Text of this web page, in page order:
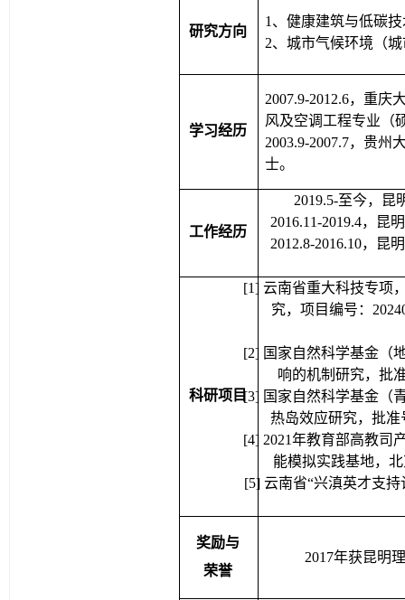
研究方向
1
健康建筑与低碳技
2 、城市气候环境（
学习经历
2007.9-2012.6 ，重庆
风及空调工程专业（
2003.9-2007.7，贵州
士。
工作经历
2019.5-至今，昆
2016.11-2019.4 ，昆
2012.8-2016.10
，昆
科研项目
[1] 云南省重大科技专项
究 ，项目编号：
[2] 国家自然科学基金（
响的机制研究，批
[3] 国家自然科学基金（
热岛效应研究，批准
[ 4] 2021 年教育部高教司
能模拟实践基地，
[5] 云南省“兴滇英才支持
奖励与
荣誉
2017年获昆明